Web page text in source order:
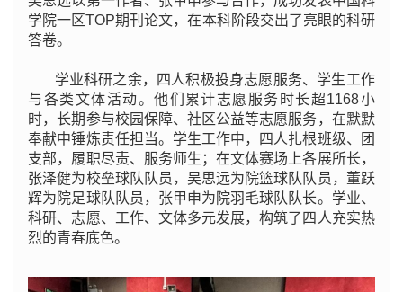
学院一区TOP期刊论文，在本科阶段交出了亮眼的科研
答卷。
学业科研之余，四人积极投身志愿服务、学生工作
与各类文体活动。他们累计志愿服务时长超1168小
时，长期参与校园保障、社区公益等志愿服务，在默默
奉献中锤炼责任担当。学生工作中，四人扎根班级、团
支部，履职尽责、服务师生；在文体赛场上各展所长，
张泽健为校垒球队队员，吴思远为院篮球队队员，董跃
辉为院足球队队员，张甲申为院羽毛球队队长。学业、
科研、志愿、工作、文体多元发展，构筑了四人充实热
烈的青春底色。